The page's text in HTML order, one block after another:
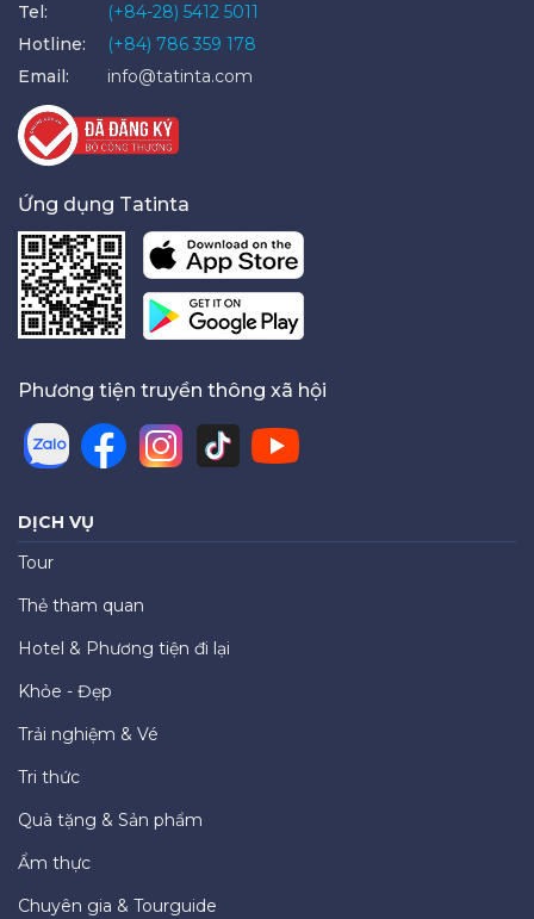
Tel:
(+84-28) 5412 5011
Hotline:
(+84) 786 359 178
Email:
info@tatinta.com
Ứng dụng Tatinta
Phương tiện truyền thông xã hội
DỊCH VỤ
Tour
Thẻ tham quan
Hotel & Phương tiện đi lại
Khỏe - Đẹp
Trải nghiệm & Vé
Tri thức
Quà tặng & Sản phẩm
Ẩm thực
Chuyên gia & Tourguide